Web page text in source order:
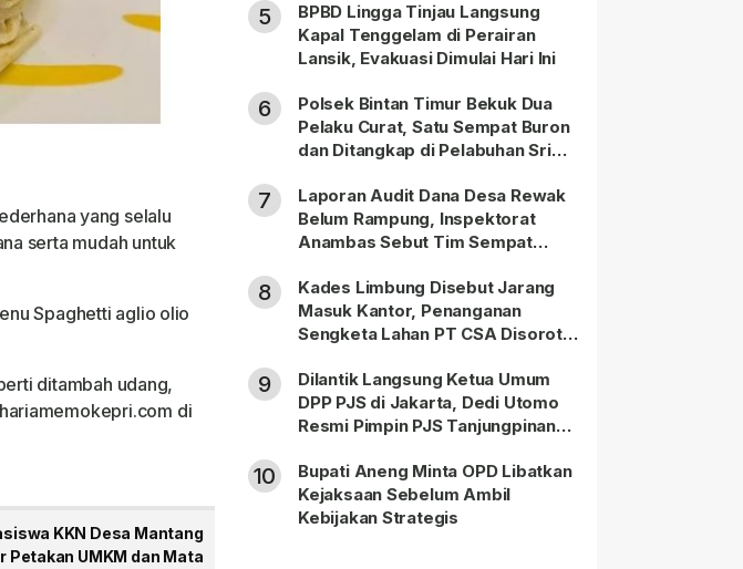
yang selalu
serta mudah untuk
Spaghetti aglio olio
ditambah udang,
di
KKN Desa Mantang
Petakan UMKM dan Mata
5
BPBD Lingga Tinjau Langsung
Kapal Tenggelam di Perairan
Lansik, Evakuasi Dimulai Hari Ini
6
Polsek Bintan Timur Bekuk Dua
Pelaku Curat, Satu Sempat Buron
dan Ditangkap di Pelabuhan Sri
7
Laporan Audit Dana Desa Rewak
Belum Rampung, Inspektorat
Anambas Sebut Tim Sempat
8
Kades Limbung Disebut Jarang
Masuk Kantor, Penanganan
Sengketa Lahan PT CSA Disorot
9
Dilantik Langsung Ketua Umum
DPP PJS di Jakarta, Dedi Utomo
Resmi Pimpin PJS Tanjungpinang-
10
Bupati Aneng Minta OPD Libatkan
Kejaksaan Sebelum Ambil
Kebijakan Strategis